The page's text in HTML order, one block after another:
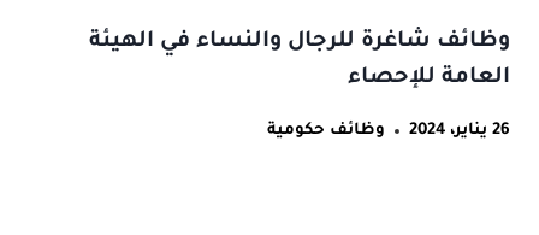
وظائف شاغرة للرجال والنساء في الهيئة
العامة للإحصاء
26 يناير، 2024 وظائف حكومية